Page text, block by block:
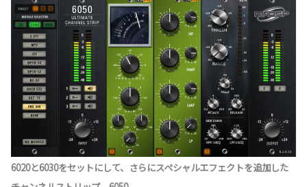
6020と6030をセットにして、さらにスペシャルエフェクトを追加した